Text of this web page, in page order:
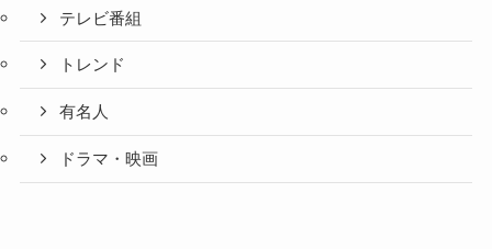
テレビ番組
トレンド
有名人
ドラマ・映画